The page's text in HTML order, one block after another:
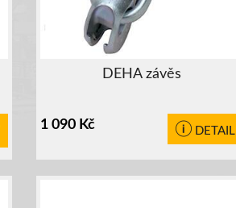
DEHA závěs
1 090 Kč DETAIL